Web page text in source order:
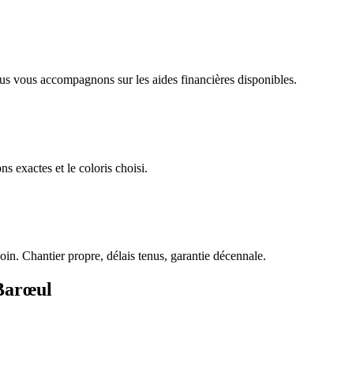
vous accompagnons sur les aides financières disponibles.
exactes et le coloris choisi.
Chantier propre, délais tenus, garantie décennale.